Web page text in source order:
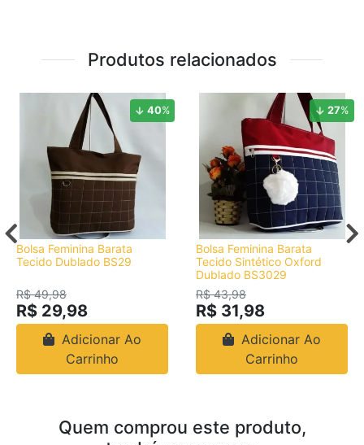
Produtos relacionados
40%
Bolsa Feminina Barata
Tecido Dublado BS29
R$ 49,98
R$ 29,98
Adicionar Ao
Carrinho
27%
Bolsa Feminina Barata
Tecido Sintético Oxford
Dublado BS3029
R$ 43,98
R$ 31,98
Adicionar Ao
Carrinho
Quem comprou este produto,